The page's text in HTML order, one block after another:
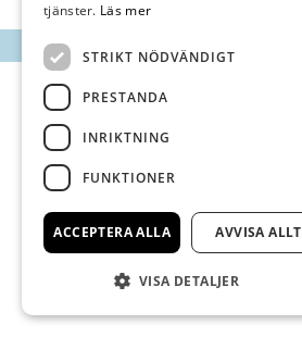
tjänster. Läs mer
STRIKT NÖDVÄNDIGT
PRESTANDA
INRIKTNING
FUNKTIONER
ACCEPTERA ALLA AVVISA ALLT
VISA DETALJER